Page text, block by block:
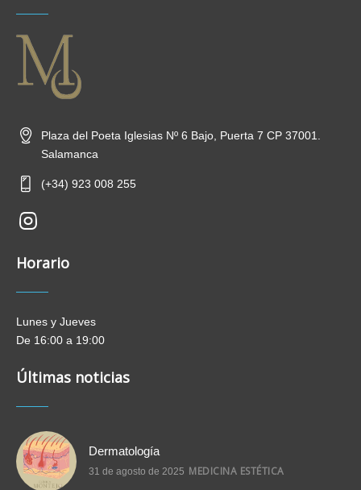
Plaza del Poeta Iglesias Nº 6 Bajo, Puerta 7 CP 37001.
Salamanca
(+34) 923 008 255
new-
insta
Horario
Lunes y Jueves
De 16:00 a 19:00
Últimas noticias
MEDICINA ESTÉTICA
31 de agosto de 2025
Dermatología